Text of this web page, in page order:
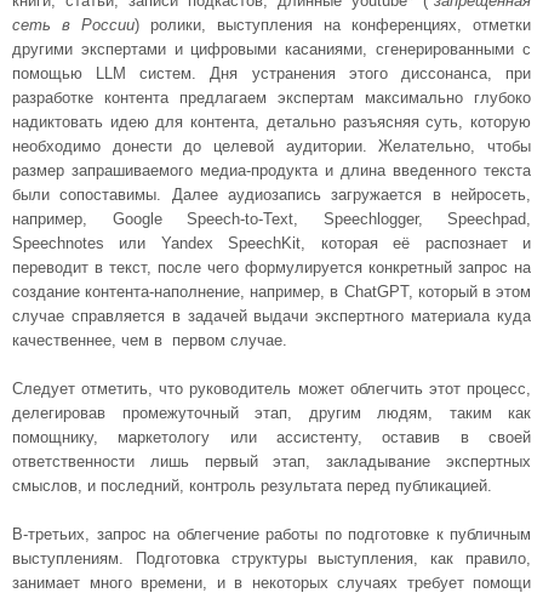
сеть в России) ролики, выступления на конференциях, отметки
другими экспертами и цифровыми касаниями, сгенерированными с
помощью LLM систем. Дня устранения этого диссонанса, при
разработке контента предлагаем экспертам максимально глубоко
надиктовать идею для контента, детально разъясняя суть, которую
необходимо донести до целевой аудитории. Желательно, чтобы
размер запрашиваемого медиа-продукта и длина введенного текста
были сопоставимы. Далее аудиозапись загружается в нейросеть,
например, Google Speech-to-Text, Speechlogger, Speechpad,
Speechnotes или Yandex SpeechKit, которая её распознает и
переводит в текст, после чего формулируется конкретный запрос на
создание контента-наполнение, например, в ChatGPT, который в этом
случае справляется в задачей выдачи экспертного материала куда
качественнее, чем в первом случае.
Следует отметить, что руководитель может облегчить этот процесс,
делегировав промежуточный этап, другим людям, таким как
помощнику, маркетологу или ассистенту, оставив в своей
ответственности лишь первый этап, закладывание экспертных
смыслов, и последний, контроль результата перед публикацией.
В-третьих, запрос на облегчение работы по подготовке к публичным
выступлениям. Подготовка структуры выступления, как правило,
занимает много времени, и в некоторых случаях требует помощи